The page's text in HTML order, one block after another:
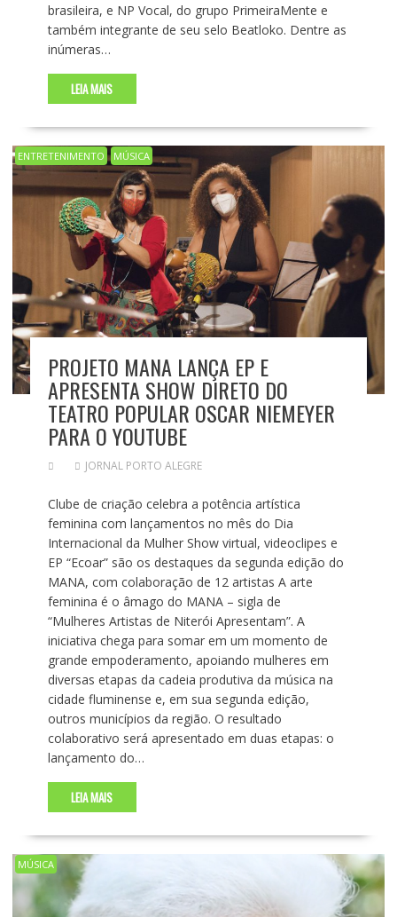
brasileira, e NP Vocal, do grupo PrimeiraMente e
também integrante de seu selo Beatloko. Dentre as
inúmeras…
LEIA MAIS
ENTRETENIMENTO MÚSICA
PROJETO MANA LANÇA EP E
APRESENTA SHOW DIRETO DO
TEATRO POPULAR OSCAR NIEMEYER
PARA O YOUTUBE
JORNAL PORTO ALEGRE
Clube de criação celebra a potência artística
feminina com lançamentos no mês do Dia
Internacional da Mulher Show virtual, videoclipes e
EP “Ecoar” são os destaques da segunda edição do
MANA, com colaboração de 12 artistas A arte
feminina é o âmago do MANA – sigla de
“Mulheres Artistas de Niterói Apresentam”. A
iniciativa chega para somar em um momento de
grande empoderamento, apoiando mulheres em
diversas etapas da cadeia produtiva da música na
cidade fluminense e, em sua segunda edição,
outros municípios da região. O resultado
colaborativo será apresentado em duas etapas: o
lançamento do…
LEIA MAIS
MÚSICA